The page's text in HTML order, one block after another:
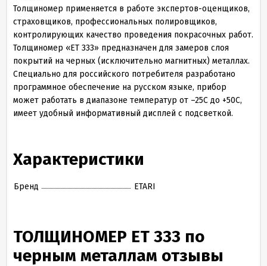
Толщиномер применяется в работе экспертов-оценщиков,
страховщиков, профессиональных полировщиков,
контролирующих качество проведения покрасочных работ.
Толщиномер «ЕТ 333» предназначен для замеров слоя
покрытий на черных (исключительно магнитных) металлах.
Специально для российского потребителя разработано
программное обеспечение на русском языке, прибор
может работать в диапазоне температур от –25С до +50С,
имеет удобный информативный дисплей с подсветкой.
Характеристики
Бренд ETARI
ТОЛЩИНОМЕР ЕТ 333 по
черным металлам отзывы